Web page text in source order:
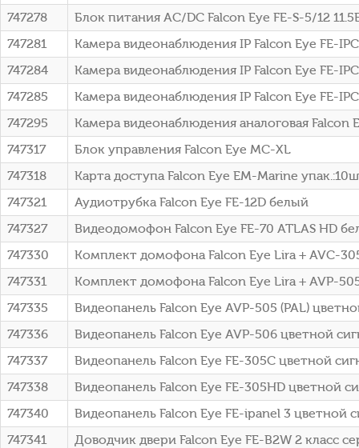
747278
Блок питания AC/DC Falcon Eye FE-S-5/12
747281
Камера видеонаблюдения IP Falcon Eye FE-
747284
Камера видеонаблюдения IP Falcon Eye FE-
747285
Камера видеонаблюдения IP Falcon Eye FE-
747295
Камера видеонаблюдения аналоговая
747317
Блок управления Falcon Eye MC-XL
747318
Карта доступа Falcon Eye EM-Marine
747321
Аудиотрубка Falcon Eye FE-12D белый
747327
Видеодомофон Falcon Eye FE-70 ATLAS HD
747330
Комплект домофона Falcon Eye Lira + AVC-
747331
Комплект домофона Falcon Eye Lira + AVP-
747335
Видеопанель Falcon Eye AVP-505 (PAL)
747336
Видеопанель Falcon Eye AVP-506 цветной
747337
Видеопанель Falcon Eye FE-305C цветной
747338
Видеопанель Falcon Eye FE-305HD цветной
747340
Видеопанель Falcon Eye FE-ipanel 3 цветной
747341
Доводчик двери Falcon Eye FE-B2W 2 класс